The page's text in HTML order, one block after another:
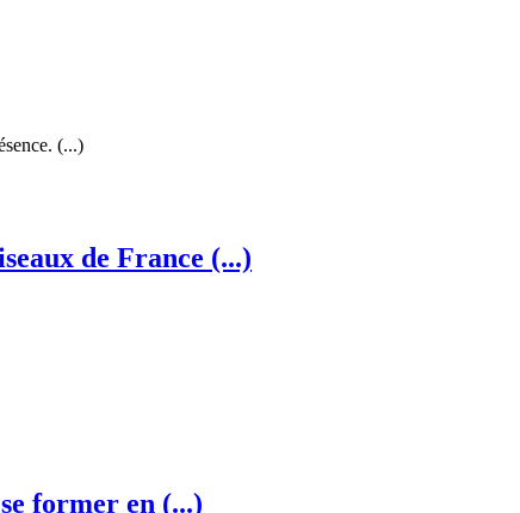
(...)
de France (...)
former en (...)